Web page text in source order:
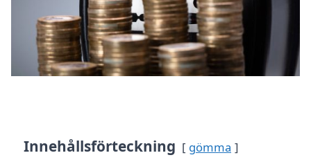
Innehållsförteckning gömma